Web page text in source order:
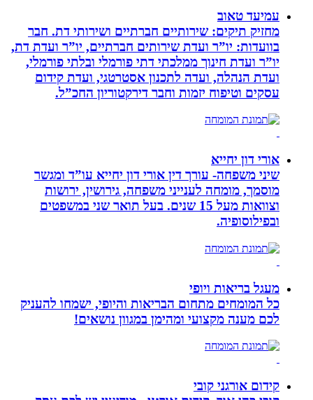
עמיעד טאוב
מחזיק תיקים: שירותיים חברתיים ושירותי דת. חבר
בוועדות: יו”ר ועדת שירותים חברתיים, יו”ר ועדת דת,
יו”ר ועדת חינוך ממלכתי דתי פורמלי ובלתי פורמלי,
ועדת הנהלה, ועדה לתכנון אסטרטגי, ועדת קידום
עסקים וטיפוח יזמות וחבר דירקטוריון החכ”ל.
אורי דון יחייא
שיני משפחה- עורך דין אורי דון יחייא עו”ד ומגשר
מוסמך, מומחה לענייני משפחה, גירושין, ירושות
וצוואות מעל 15 שנים. בעל תואר שני במשפטים
ובפילוסופיה.
מעגל בריאות ויופי
כל המומחים מתחום הבריאות והיופי, ישמחו להעניק
לכם מענה מקצועי ומהימן במגוון נושאים!
קידום אורגני קובי